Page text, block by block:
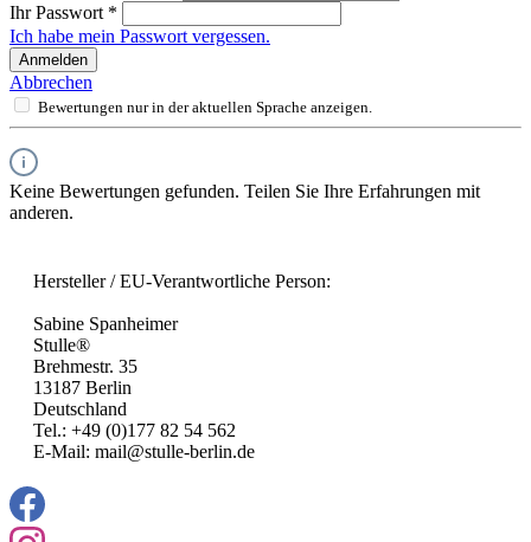
Ihr Passwort *
Ich habe mein Passwort vergessen.
Anmelden
Abbrechen
Bewertungen nur in der aktuellen Sprache anzeigen.
Keine Bewertungen gefunden. Teilen Sie Ihre Erfahrungen mit
anderen.
Hersteller / EU-Verantwortliche Person:
Sabine Spanheimer
Stulle®
Brehmestr. 35
13187 Berlin
Deutschland
Tel.: +49 (0)177 82 54 562
E-Mail: mail@stulle-berlin.de